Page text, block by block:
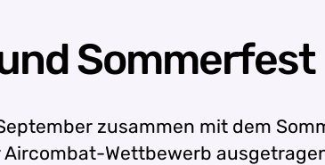
Sommerfest
zusammen mit dem
Wettbewerb